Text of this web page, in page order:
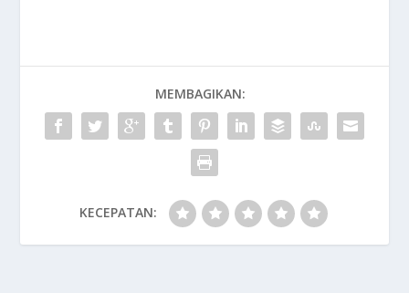
MEMBAGIKAN:
KECEPATAN: